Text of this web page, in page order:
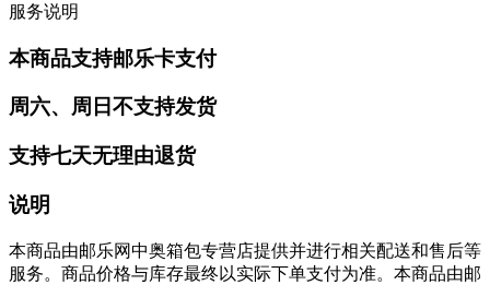
服务说明
本商品支持邮乐卡支付
周六、周日不支持发货
支持七天无理由退货
说明
本商品由邮乐网中奥箱包专营店提供并进行相关配送和售后等
服务。商品价格与库存最终以实际下单支付为准。本商品由邮